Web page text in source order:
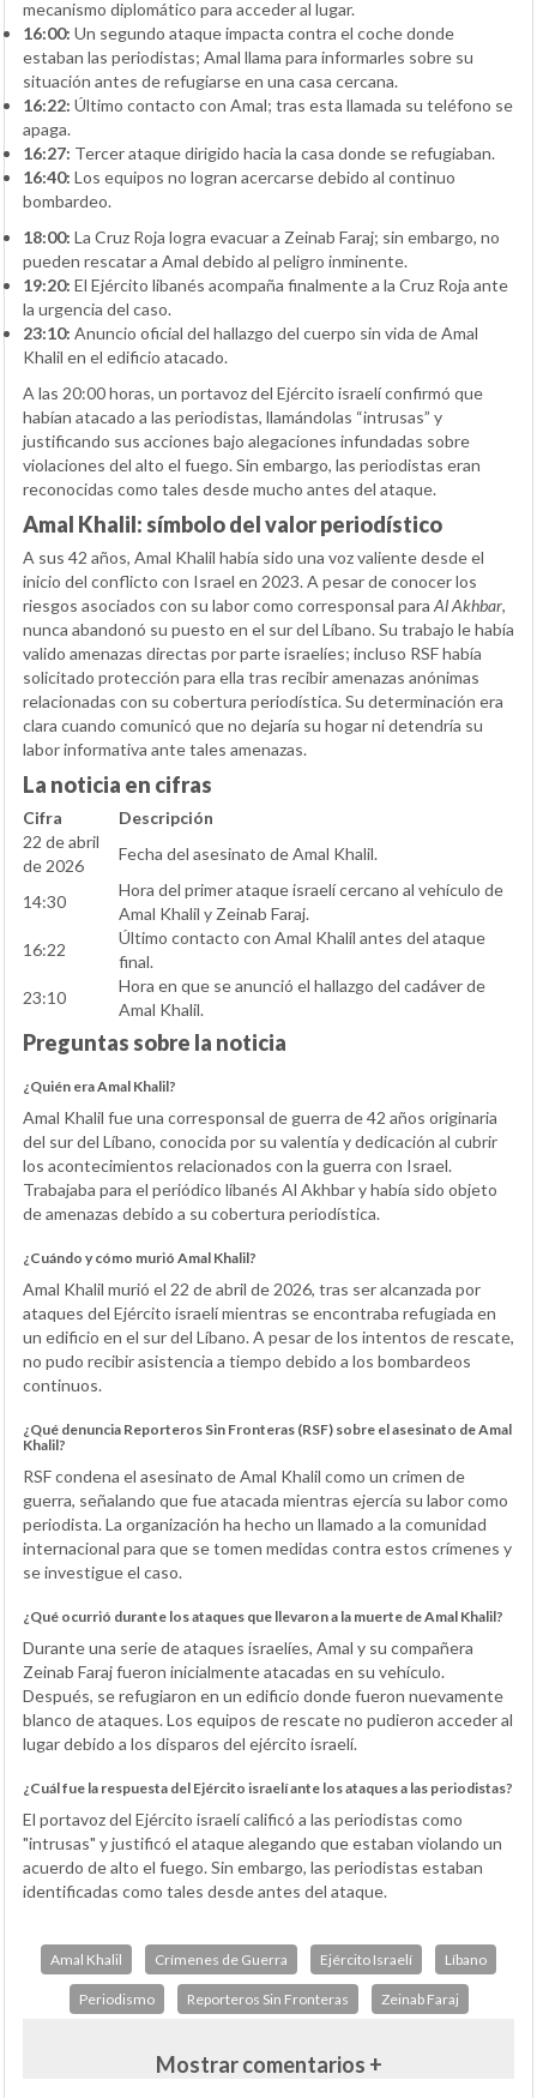
mecanismo diplomático para acceder al lugar.
16:00: Un segundo ataque impacta contra el coche donde
estaban las periodistas; Amal llama para informarles sobre su
situación antes de refugiarse en una casa cercana.
16:22: Último contacto con Amal; tras esta llamada su teléfono se
apaga.
16:27: Tercer ataque dirigido hacia la casa donde se refugiaban.
16:40: Los equipos no logran acercarse debido al continuo
bombardeo.
18:00: La Cruz Roja logra evacuar a Zeinab Faraj; sin embargo, no
pueden rescatar a Amal debido al peligro inminente.
19:20: El Ejército libanés acompaña finalmente a la Cruz Roja ante
la urgencia del caso.
23:10: Anuncio oficial del hallazgo del cuerpo sin vida de Amal
Khalil en el edificio atacado.
A las 20:00 horas, un portavoz del Ejército israelí confirmó que
habían atacado a las periodistas, llamándolas “intrusas” y
justificando sus acciones bajo alegaciones infundadas sobre
violaciones del alto el fuego. Sin embargo, las periodistas eran
reconocidas como tales desde mucho antes del ataque.
Amal Khalil: símbolo del valor periodístico
A sus 42 años, Amal Khalil había sido una voz valiente desde el
inicio del conflicto con Israel en 2023. A pesar de conocer los
riesgos asociados con su labor como corresponsal para Al Akhbar,
nunca abandonó su puesto en el sur del Líbano. Su trabajo le había
valido amenazas directas por parte israelíes; incluso RSF había
solicitado protección para ella tras recibir amenazas anónimas
relacionadas con su cobertura periodística. Su determinación era
clara cuando comunicó que no dejaría su hogar ni detendría su
labor informativa ante tales amenazas.
La noticia en cifras
Cifra
Descripción
22 de abril
de 2026
Fecha del asesinato de Amal Khalil.
14:30
Hora del primer ataque israelí cercano al vehículo de
Amal Khalil y Zeinab Faraj.
16:22
Último contacto con Amal Khalil antes del ataque
final.
23:10
Hora en que se anunció el hallazgo del cadáver de
Amal Khalil.
Preguntas sobre la noticia
¿Quién era Amal Khalil?
Amal Khalil fue una corresponsal de guerra de 42 años originaria
del sur del Líbano, conocida por su valentía y dedicación al cubrir
los acontecimientos relacionados con la guerra con Israel.
Trabajaba para el periódico libanés Al Akhbar y había sido objeto
de amenazas debido a su cobertura periodística.
¿Cuándo y cómo murió Amal Khalil?
Amal Khalil murió el 22 de abril de 2026, tras ser alcanzada por
ataques del Ejército israelí mientras se encontraba refugiada en
un edificio en el sur del Líbano. A pesar de los intentos de rescate,
no pudo recibir asistencia a tiempo debido a los bombardeos
continuos.
¿Qué denuncia Reporteros Sin Fronteras (RSF) sobre el asesinato de Amal
Khalil?
RSF condena el asesinato de Amal Khalil como un crimen de
guerra, señalando que fue atacada mientras ejercía su labor como
periodista. La organización ha hecho un llamado a la comunidad
internacional para que se tomen medidas contra estos crímenes y
se investigue el caso.
¿Qué ocurrió durante los ataques que llevaron a la muerte de Amal Khalil?
Durante una serie de ataques israelíes, Amal y su compañera
Zeinab Faraj fueron inicialmente atacadas en su vehículo.
Después, se refugiaron en un edificio donde fueron nuevamente
blanco de ataques. Los equipos de rescate no pudieron acceder al
lugar debido a los disparos del ejército israelí.
¿Cuál fue la respuesta del Ejército israelí ante los ataques a las periodistas?
El portavoz del Ejército israelí calificó a las periodistas como
"intrusas" y justificó el ataque alegando que estaban violando un
acuerdo de alto el fuego. Sin embargo, las periodistas estaban
identificadas como tales desde antes del ataque.
Amal Khalil Crímenes de Guerra Ejército Israelí Líbano
Periodismo Reporteros Sin Fronteras Zeinab Faraj
Mostrar comentarios +